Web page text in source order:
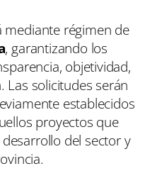
mediante régimen de
, garantizando los
objetividad,
Las solicitudes serán
establecidos
proyectos que
del sector y